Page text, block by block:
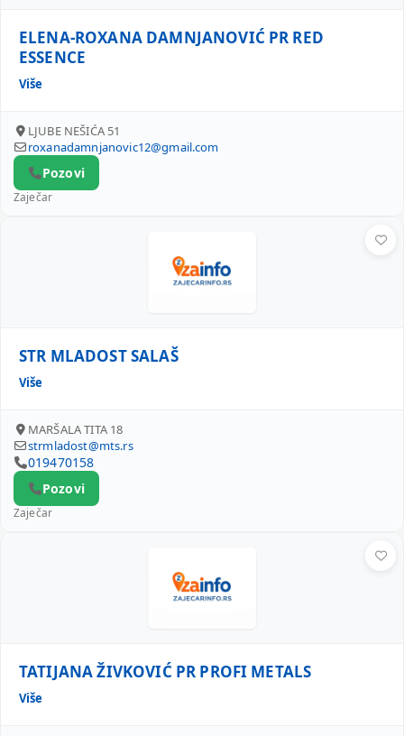
ELENA-ROXANA DAMNJANOVIĆ PR RED
ESSENCE
Više
LJUBE NEŠIĆA 51
roxanadamnjanovic12@gmail.com
Pozovi
Zaječar
STR MLADOST SALAŠ
Više
MARŠALA TITA 18
strmladost@mts.rs
019470158
Pozovi
Zaječar
TATIJANA ŽIVKOVIĆ PR PROFI METALS
Više